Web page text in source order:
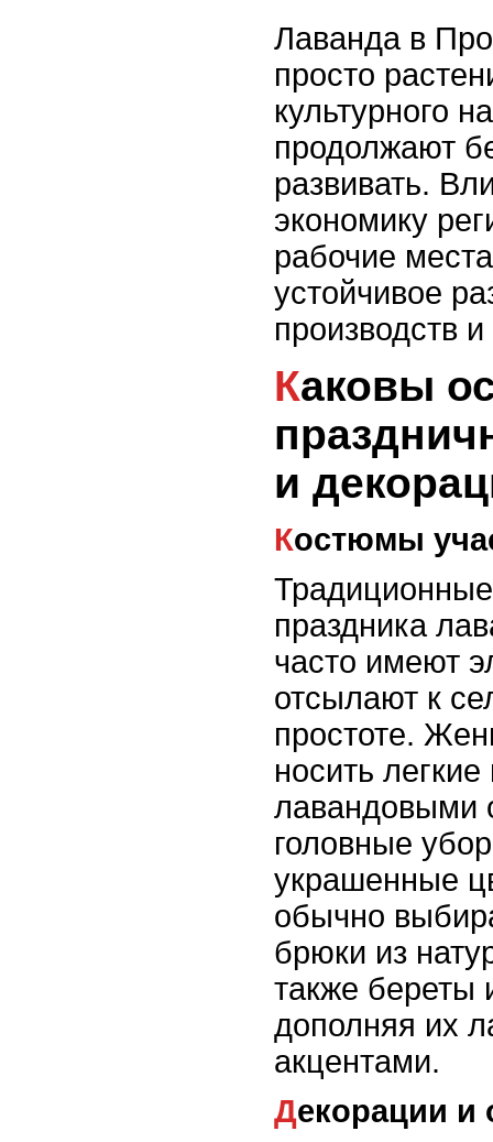
Лаванда в
просто
культурного
продолжают
развивать.
экономику
рабочие
устойчивое
производств
Каковы особенности
и
Костюмы
праздника
часто имеют
отсылают к
простоте.
носить
лавандовыми
головные
украшенные
обычно
брюки из
также
дополняя их
акцентами.
Декорации